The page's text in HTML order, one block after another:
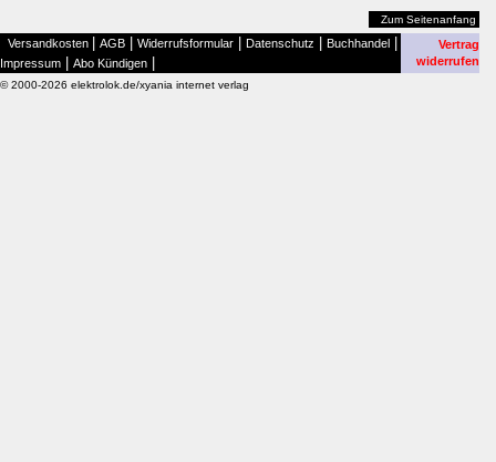
Zum Seitenanfang
Versandkosten AGB Widerrufsformular Datenschutz Buchhandel
Impressum Abo Kündigen
Vertrag
widerrufen
© 2000-2026 elektrolok.de/xyania internet verlag